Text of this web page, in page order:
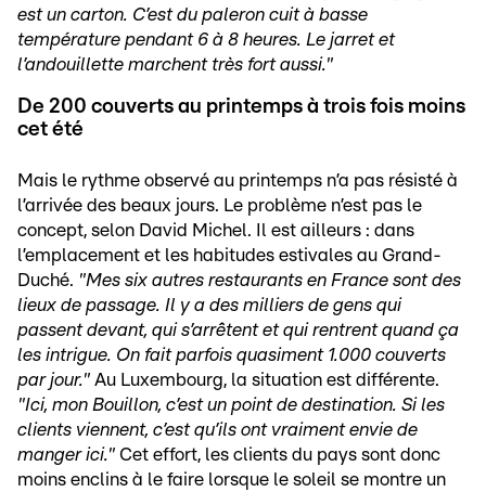
est un carton. C’est du paleron cuit à basse
température pendant 6 à 8 heures. Le jarret et
l’andouillette marchent très fort aussi."
De 200 couverts au printemps à trois fois moins
cet été
Mais le rythme observé au printemps n’a pas résisté à
l’arrivée des beaux jours. Le problème n’est pas le
concept, selon David Michel. Il est ailleurs : dans
l’emplacement et les habitudes estivales au Grand-
Duché. "Mes six autres restaurants en France sont des
lieux de passage. Il y a des milliers de gens qui
passent devant, qui s’arrêtent et qui rentrent quand ça
les intrigue. On fait parfois quasiment 1.000 couverts
par jour." Au Luxembourg, la situation est différente.
"Ici, mon Bouillon, c’est un point de destination. Si les
clients viennent, c’est qu’ils ont vraiment envie de
manger ici." Cet effort, les clients du pays sont donc
moins enclins à le faire lorsque le soleil se montre un